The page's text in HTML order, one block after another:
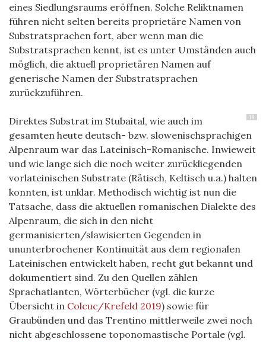
eines Siedlungsraums eröffnen. Solche Reliktnamen
führen nicht selten bereits proprietäre Namen von
Substratsprachen fort, aber wenn man die
Substratsprachen kennt, ist es unter Umständen auch
möglich, die aktuell proprietären Namen auf
generische Namen der Substratsprachen
zurückzuführen.
18
Direktes Substrat im Stubaital, wie auch im
gesamten heute deutsch- bzw. slowenischsprachigen
Alpenraum war das Lateinisch-Romanische. Inwieweit
und wie lange sich die noch weiter zurückliegenden
vorlateinischen Substrate (Rätisch, Keltisch u.a.) halten
konnten, ist unklar. Methodisch wichtig ist nun die
Tatsache, dass die aktuellen romanischen Dialekte des
Alpenraum, die sich in den nicht
germanisierten/slawisierten Gegenden in
ununterbrochener Kontinuität aus dem regionalen
Lateinischen entwickelt haben, recht gut bekannt und
dokumentiert sind. Zu den Quellen zählen
Sprachatlanten, Wörterbücher (vgl. die kurze
Übersicht in Colcuc/Krefeld 2019) sowie für
Graubünden und das Trentino mittlerweile zwei noch
nicht abgeschlossene toponomastische Portale (vgl.